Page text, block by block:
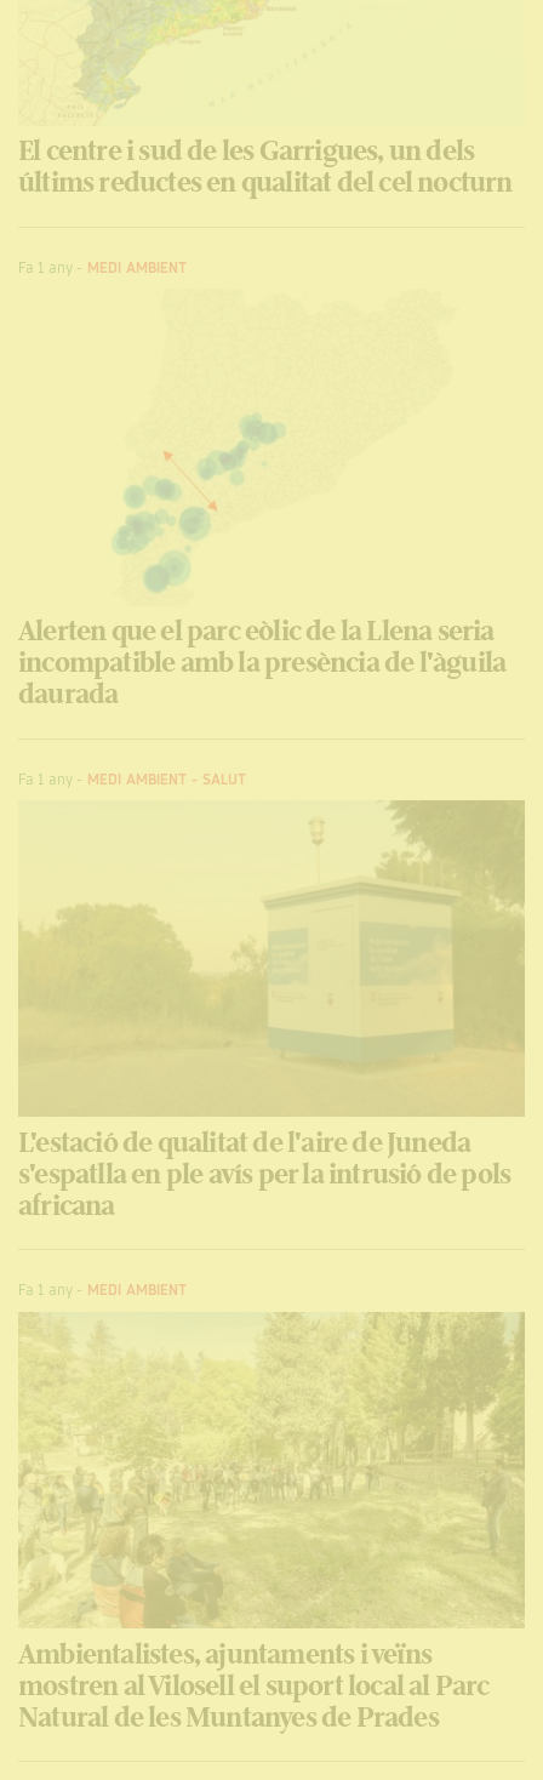
El centre i sud de les Garrigues, un dels
últims reductes en qualitat del cel nocturn
Fa 1 any- MEDI AMBIENT
Alerten que el parc eòlic de la Llena seria
incompatible amb la presència de l'àguila
daurada
Fa 1 any- MEDI AMBIENT - SALUT
L'estació de qualitat de l'aire de Juneda
s'espatlla en ple avís per la intrusió de pols
africana
Fa 1 any- MEDI AMBIENT
Ambientalistes, ajuntaments i veïns
mostren al Vilosell el suport local al Parc
Natural de les Muntanyes de Prades